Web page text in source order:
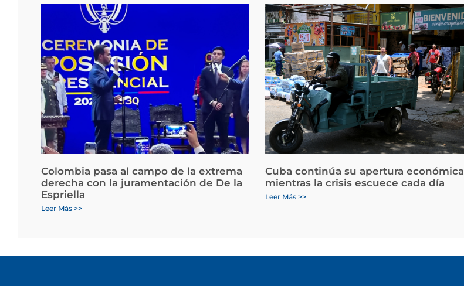
Colombia pasa al campo de la extrema
derecha con la juramentación de De la
Espriella
Leer Más >>
Cuba continúa su apertura económica
mientras la crisis escuece cada día
Leer Más >>